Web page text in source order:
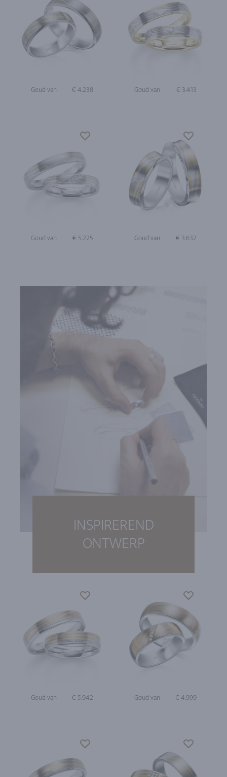
Goud van € 4.238 Goud van € 3.413
Goud van € 5.225 Goud van € 3.632
INSPIREREND
ONTWERP
Goud van € 5.942 Goud van € 4.999